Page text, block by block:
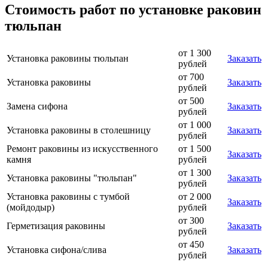
Стоимость работ по установке раковин
тюльпан
Установка раковины тюльпан
от 1 300
рублей
Заказать
Установка раковины
от 700
рублей
Заказать
Замена сифона
от 500
рублей
Заказать
Установка раковины в столешницу
от 1 000
рублей
Заказать
Ремонт раковины из искусственного
камня
от 1 500
рублей
Заказать
Установка раковины "тюльпан"
от 1 300
рублей
Заказать
Установка раковины с тумбой
(мойдодыр)
от 2 000
рублей
Заказать
Герметизация раковины
от 300
рублей
Заказать
Установка сифона/слива
от 450
рублей
Заказать